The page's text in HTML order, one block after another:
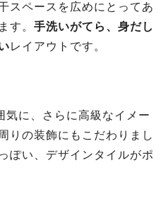
スペースを広めにとってあ
す。 手洗いがてら、身だし
レイアウトです。
気に、さらに高級なイメー
りの装飾にもこだわりまし
ぽい、デザインタイルがポ